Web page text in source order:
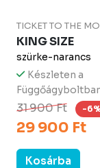
TICKET TO THE
KING SIZE
szürke-narancs
Készleten a
31 900 Ft -
29 900 Ft
Kosárba